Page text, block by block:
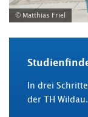
© Matthias Friel
In drei
der TH Wildau.